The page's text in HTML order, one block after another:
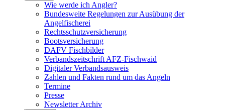
Wie werde ich Angler?
Bundesweite Regelungen zur Ausübung der
Angelfischerei
Rechtsschutzversicherung
Bootsversicherung
DAFV Fischbilder
Verbandszeitschrift AFZ-Fischwaid
Digitaler Verbandsausweis
Zahlen und Fakten rund um das Angeln
Termine
Presse
Newsletter Archiv